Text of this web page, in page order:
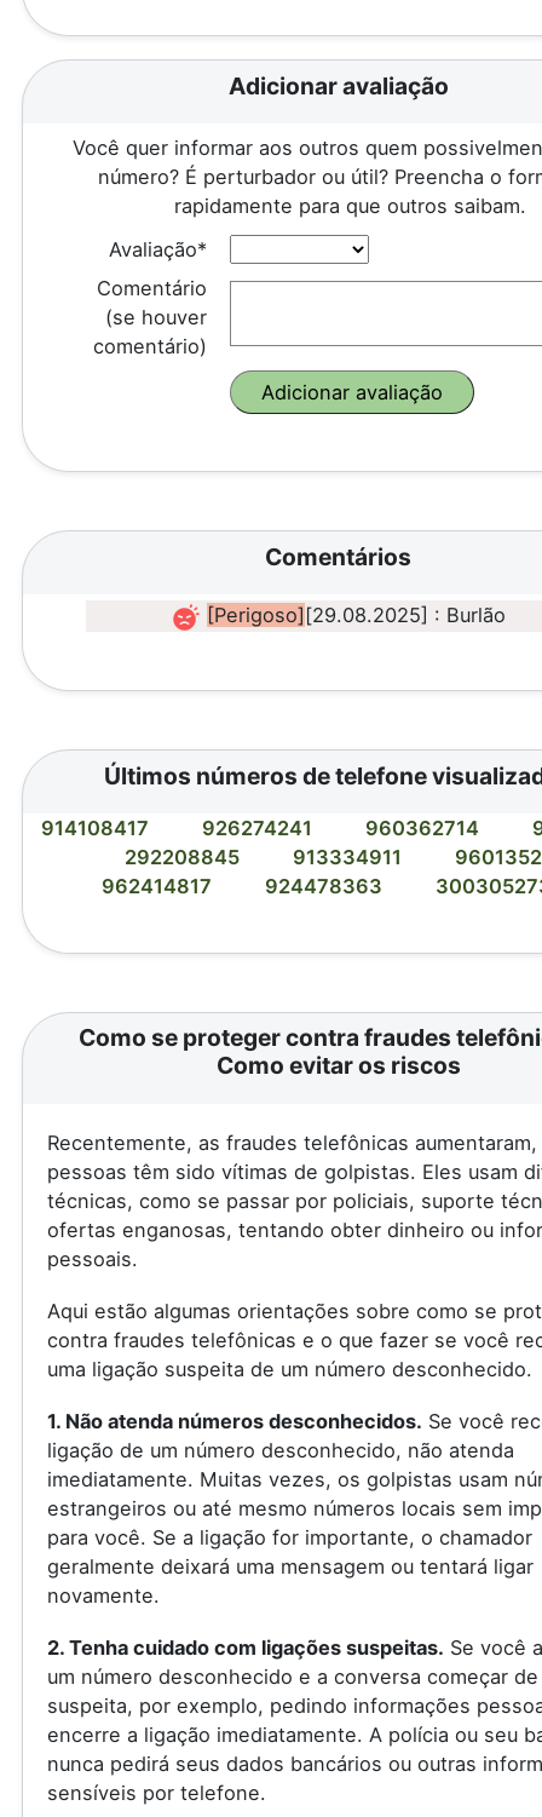
Adicionar avaliação
Você quer informar aos outros quem
número? É perturbador ou útil? Preencha o
rapidamente para que outros saibam.
Avaliação*
Comentário
(se houver
comentário)
Comentários
[Perigoso] [29.08.2025] : Burlão
Últimos números de telefone
914108417 926274241 960362714
292208845
913334911
962414817
924478363
Como se proteger contra fraudes
Como evitar os riscos
Recentemente, as fraudes telefônicas
pessoas têm sido vítimas de golpistas. Eles usam
técnicas, como se passar por policiais, suporte
ofertas enganosas, tentando obter dinheiro ou
pessoais.
Aqui estão algumas orientações sobre como se
contra fraudes telefônicas e o que fazer se você
uma ligação suspeita de um número desconhecido.
1. Não atenda números desconhecidos. Se você
ligação de um número desconhecido, não atenda
imediatamente. Muitas vezes, os golpistas usam
estrangeiros ou até mesmo números locais sem
para você. Se a ligação for importante, o chamador
geralmente deixará uma mensagem ou tentará ligar
novamente.
2. Tenha cuidado com ligações suspeitas. Se você
um número desconhecido e a conversa começar
suspeita, por exemplo, pedindo informações
encerre a ligação imediatamente. A polícia ou seu
nunca pedirá seus dados bancários ou outras
sensíveis por telefone.